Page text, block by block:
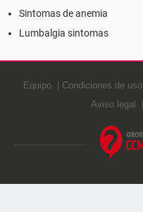
Sintomas de anemia
Lumbalgia sintomas
Equipo Condiciones de uso
Aviso legal